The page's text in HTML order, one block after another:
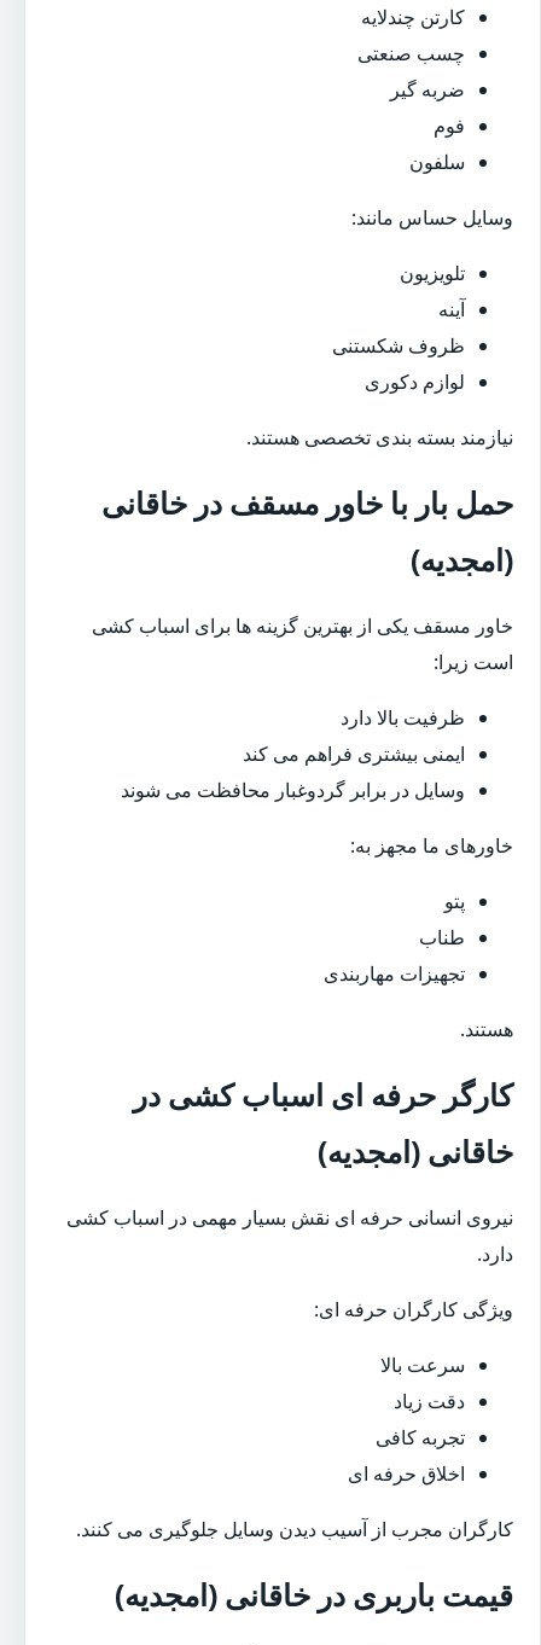
کارتن چندلایه
چسب صنعتی
ضربه گیر
فوم
سلفون
وسایل حساس مانند:
تلویزیون
آینه
ظروف شکستنی
لوازم دکوری
نیازمند بسته بندی تخصصی هستند.
حمل بار با خاور مسقف در خاقانی
(امجدیه)
خاور مسقف یکی از بهترین گزینه ها برای اسباب کشی
است زیرا:
ظرفیت بالا دارد
ایمنی بیشتری فراهم می کند
وسایل در برابر گردوغبار محافظت می شوند
خاورهای ما مجهز به:
پتو
طناب
تجهیزات مهاربندی
هستند.
کارگر حرفه ای اسباب کشی در
خاقانی (امجدیه)
نیروی انسانی حرفه ای نقش بسیار مهمی در اسباب کشی
دارد.
ویژگی کارگران حرفه ای:
سرعت بالا
دقت زیاد
تجربه کافی
اخلاق حرفه ای
کارگران مجرب از آسیب دیدن وسایل جلوگیری می کنند.
قیمت باربری در خاقانی (امجدیه)